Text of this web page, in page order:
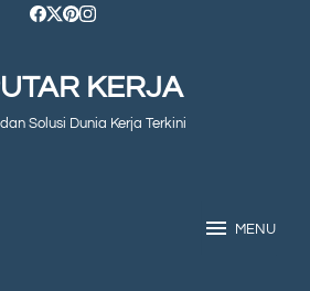
KERJA
Solusi Dunia Kerja Terkini
MENU